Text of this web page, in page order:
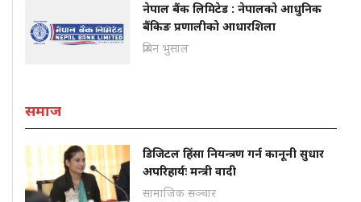
नेपाल बैंक लिमिटेड : नेपालको आधुनिक
बैंकिङ प्रणालीको आधारशिला
प्रबिन भुसाल
समाज
डिजिटल हिंसा नियन्त्रण गर्न कानूनी सुधार
अपरिहार्यः मन्त्री वादी
सामाजिक सञ्चार